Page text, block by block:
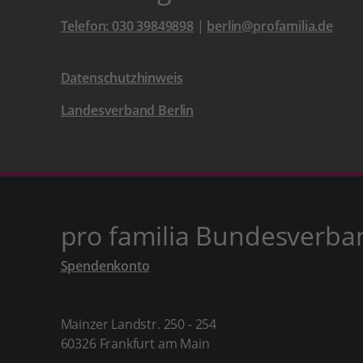
Telefon: 030 39849898| berlin@profamilia.de
Datenschutzhinweis
Landesverband Berlin
pro familia
Spendenkonto
Mainzer Landstr. 250 - 254
60326 Frankfurt am Main